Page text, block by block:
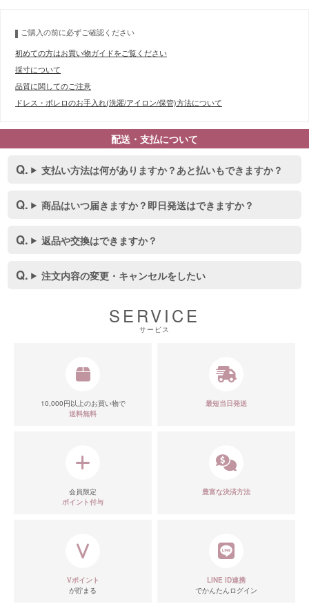
ご購入の前に必ずご確認ください
初めての方はお買い物ガイドをご覧ください
採寸について
品質に関してのご注意
ドレス・ボレロのお手入れ(洗濯/アイロン/保管)方法について
配送・支払について
支払い方法は何がありますか？あと払いもできますか？
商品はいつ届きますか？即日発送はできますか？
返品や交換はできますか？
注文内容の変更・キャンセルをしたい
SERVICE
サービス
10,000円以上のお買い物で
送料無料
最短当日発送
会員限定
ポイント付与
豊富な決済方法
Vポイント
が貯まる
LINE ID連携
でかんたんログイン